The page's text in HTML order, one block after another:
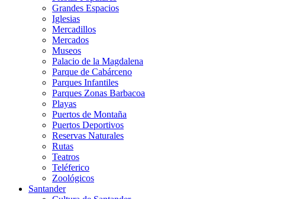
Grandes Espacios
Iglesias
Mercadillos
Mercados
Museos
Palacio de la Magdalena
Parque de Cabárceno
Parques Infantiles
Parques Zonas Barbacoa
Playas
Puertos de Montaña
Puertos Deportivos
Reservas Naturales
Rutas
Teatros
Teléferico
Zoológicos
Santander